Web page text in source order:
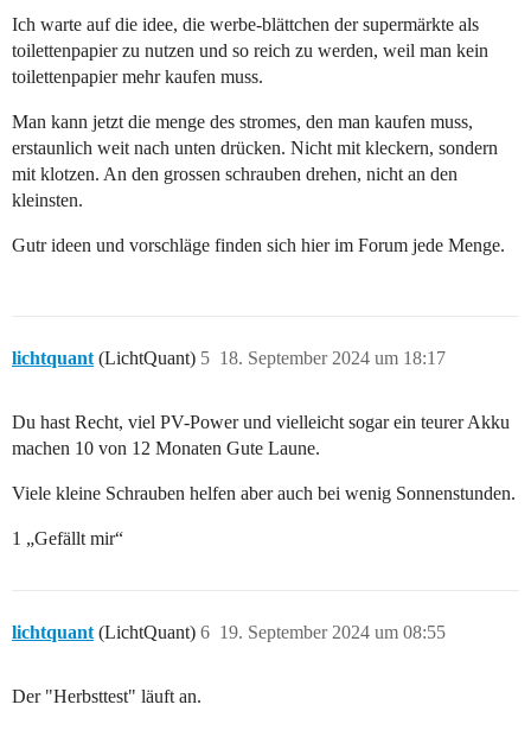
Ich warte auf die idee, die werbe-blättchen der supermärkte als
toilettenpapier zu nutzen und so reich zu werden, weil man kein
toilettenpapier mehr kaufen muss.
Man kann jetzt die menge des stromes, den man kaufen muss,
erstaunlich weit nach unten drücken. Nicht mit kleckern, sondern
mit klotzen. An den grossen schrauben drehen, nicht an den
kleinsten.
Gutr ideen und vorschläge finden sich hier im Forum jede Menge.
lichtquant (LichtQuant) 18. September 2024 um 18:17
5
Du hast Recht, viel PV-Power und vielleicht sogar ein teurer Akku
machen 10 von 12 Monaten Gute Laune.
Viele kleine Schrauben helfen aber auch bei wenig Sonnenstunden.
1 „Gefällt mir“
lichtquant (LichtQuant) 19. September 2024 um 08:55
6
Der "Herbsttest" läuft an.